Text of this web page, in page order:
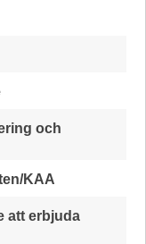
och
KAA
att erbjuda